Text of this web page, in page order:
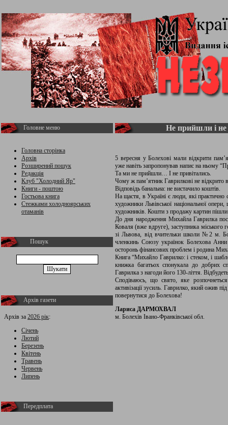
Головне меню
Головна сторінка
Архів
Розширений пошук
Редакція
Клуб "Холодний Яр"
Книги - поштою
Гостьова книга
Стежками холодноярських
отаманів
Пошук
Архів газети
Архів за 2026 рік:
Січень
Лютий
Березень
Квітень
Травень
Червень
Липень
Передплата
Не прийшли і не
5 вересня у Болехові мали відкрити
уже навіть запропонував напис на ньому
Та ми не прийшли… І не привітались.
Чому ж пам’ятник Гаврилкові не відкрито
Відповідь банальна: не вистачило коштів.
На щастя, в Україні є люди, які практично
художники Львівської національної
художників. Кошти з продажу картин
До дня народження Михайла Гаврилка
Коваля (вже вдруге), заступника міського
зі Львова, від вчительки школи №2 м.
членкинь Союзу українок Болехова
осторонь фінансових проблем і родина
Книга “Михайло Гаврилко: і стеком, і
книжка багатьох спонукала до добрих
Гаврилка з нагоди його 130-ліття.
Сподіваюсь, що свято, яке
активізації зусиль. Гаврилко, який ожив
повернутися до Болехова!
Лариса ДАРМОХВАЛ
м. Болехів Івано-Франківської обл.